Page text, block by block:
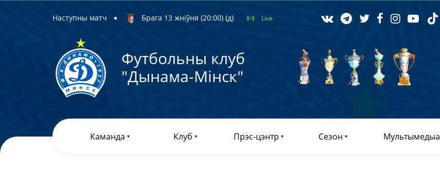
Наступны матч Брага 13 жніўня (20:00) (д) Live
Футбольны клуб
"Дынама-Мiнск"
Каманда Клуб Прэс-цэнтр Сезон Мультымедыа